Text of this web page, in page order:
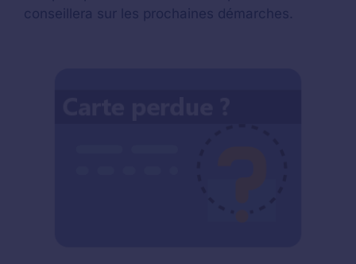
conseillera sur les prochaines démarches.